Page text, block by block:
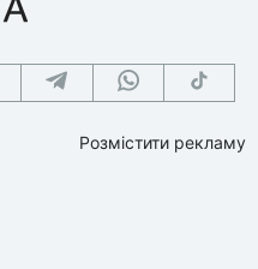
Розмістити рекламу